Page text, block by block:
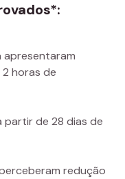
apresentaram
horas de
partir de 28 dias de
redução